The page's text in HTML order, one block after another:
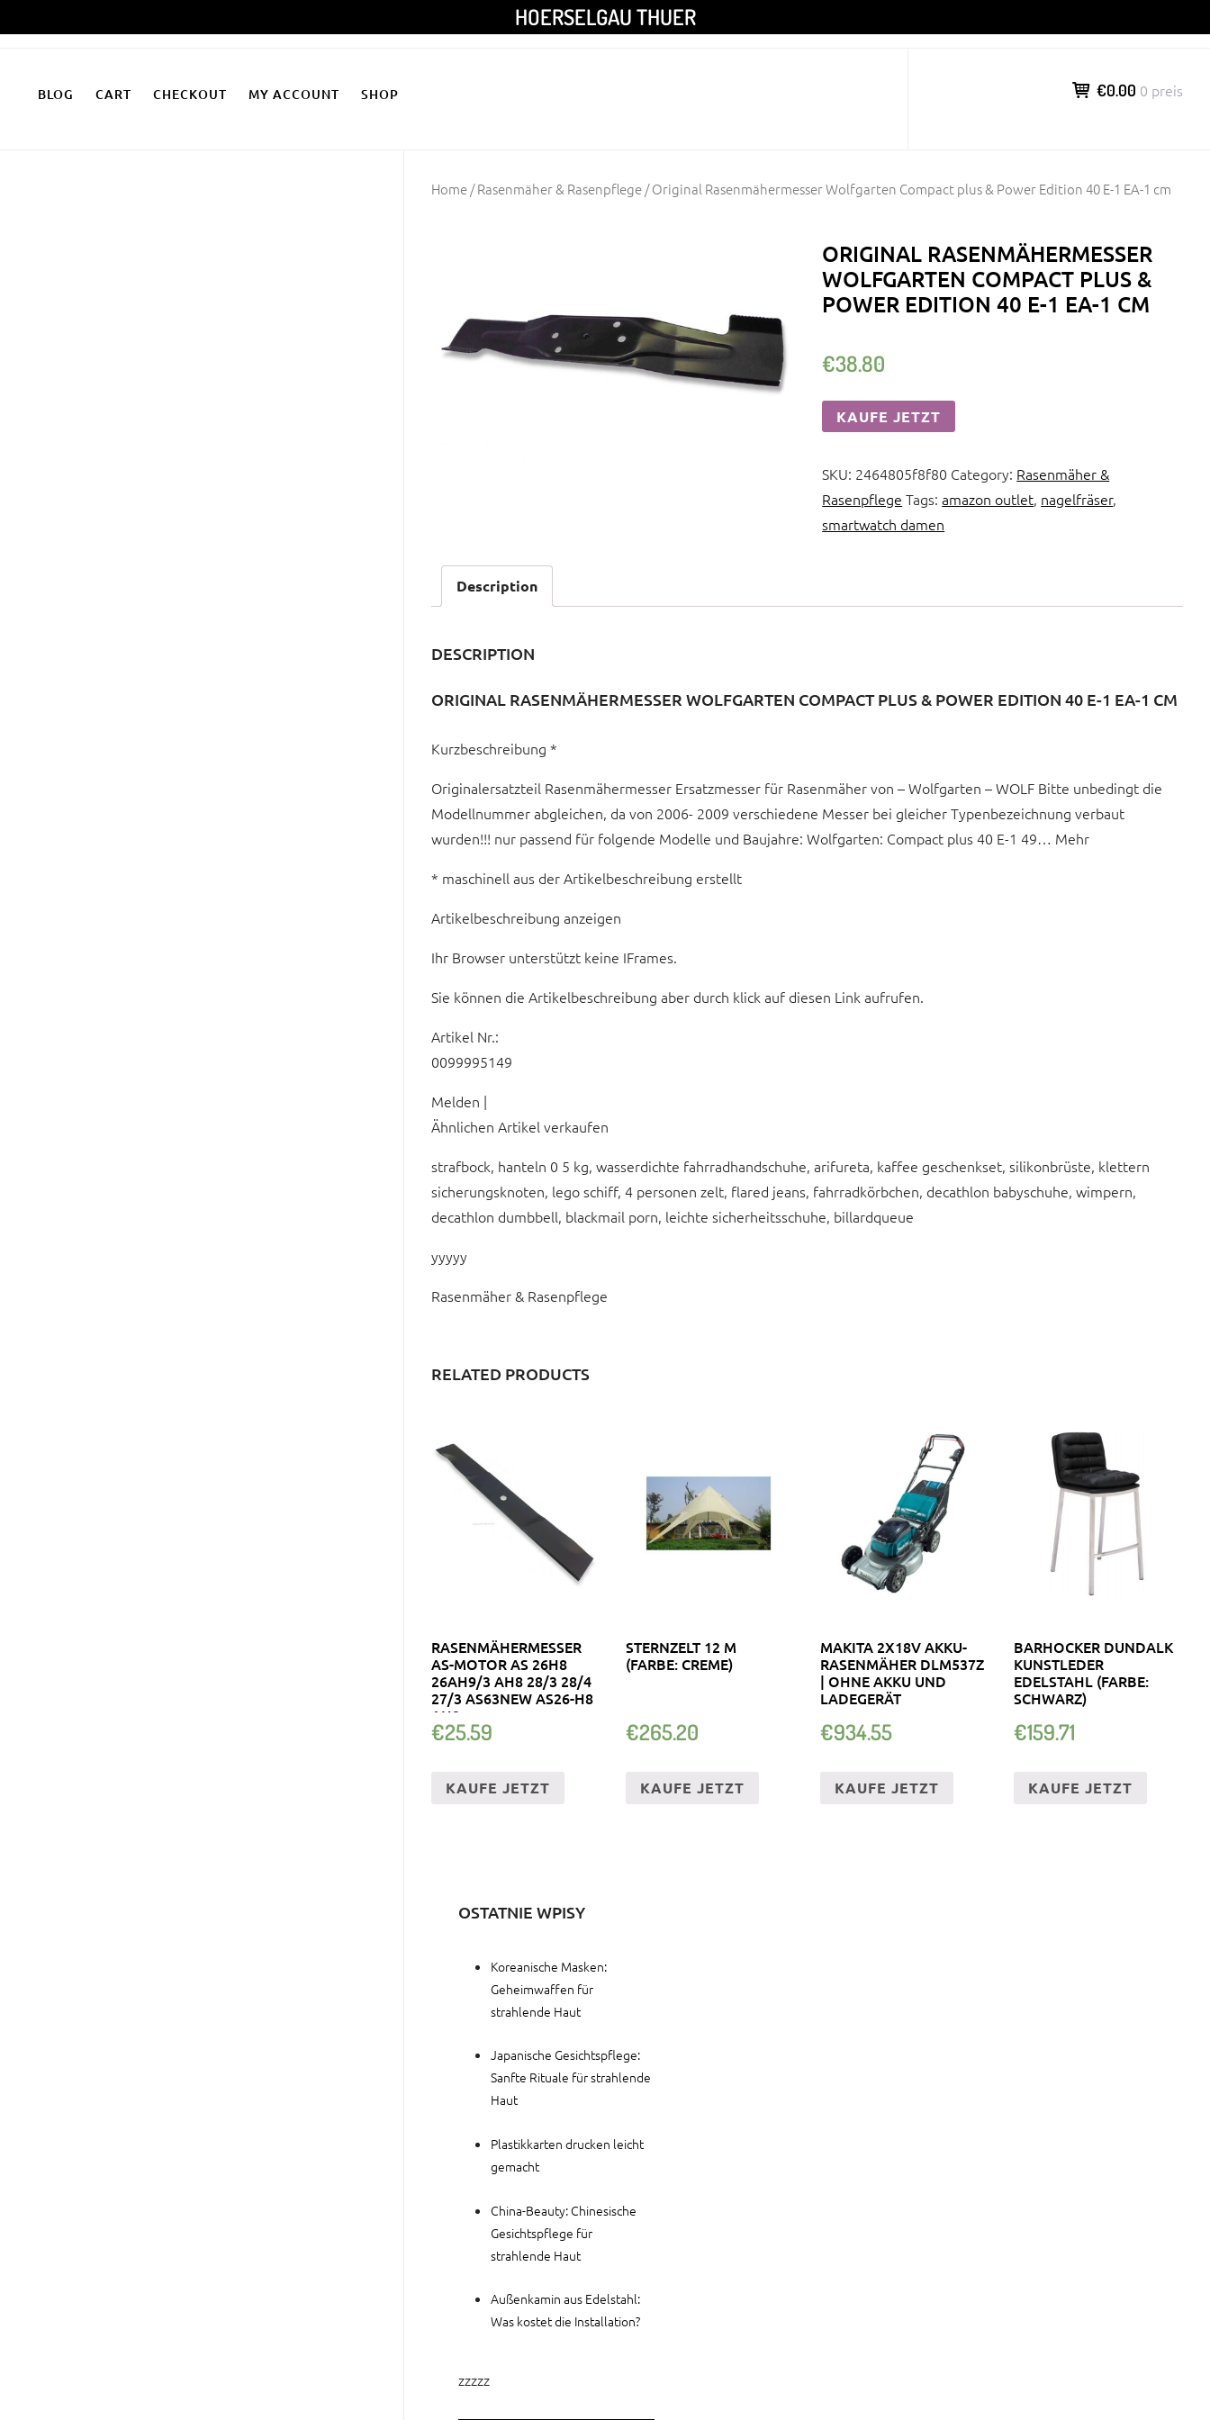
Inhalt
HOERSELGAU THUER
BLOG CART CHECKOUT MY ACCOUNT SHOP €0.00 0 preis
Home/Rasenmäher & Rasenpflege/ Original Rasenmähermesser Wolfgarten Compact plus & Power Edition 40 E-1 EA-1 cm
ORIGINAL RASENMÄHERMESSER
WOLFGARTEN COMPACT PLUS &
POWER EDITION 40 E-1 EA-1 CM
€38.80
KAUFE JETZT
SKU: 2464805f8f80 Category: Rasenmäher &
Rasenpflege Tags:amazon outlet, nagelfräser,
smartwatch damen
Description
DESCRIPTION
ORIGINAL RASENMÄHERMESSER WOLFGARTEN COMPACT PLUS & POWER EDITION 40 E-1 EA-1 CM
Kurzbeschreibung *
Originalersatzteil Rasenmähermesser Ersatzmesser für Rasenmäher von – Wolfgarten – WOLF Bitte unbedingt die
Modellnummer abgleichen, da von 2006- 2009 verschiedene Messer bei gleicher Typenbezeichnung verbaut
wurden!!! nur passend für folgende Modelle und Baujahre: Wolfgarten: Compact plus 40 E-1 49… Mehr
* maschinell aus der Artikelbeschreibung erstellt
Artikelbeschreibung anzeigen
Ihr Browser unterstützt keine IFrames.
Sie können die Artikelbeschreibung aber durch klick auf diesen Link aufrufen.
Artikel Nr.:
0099995149
Melden |
Ähnlichen Artikel verkaufen
strafbock, hanteln 0 5 kg, wasserdichte fahrradhandschuhe, arifureta, kaffee geschenkset, silikonbrüste, klettern
sicherungsknoten, lego schiff, 4 personen zelt, flared jeans, fahrradkörbchen, decathlon babyschuhe, wimpern,
decathlon dumbbell, blackmail porn, leichte sicherheitsschuhe, billardqueue
yyyyy
Rasenmäher & Rasenpflege
RELATED PRODUCTS
RASENMÄHERMESSER
AS-MOTOR AS 26H8
26AH9/3 AH8 28/3 28/4
27/3 AS63NEW AS26-H8
AH9
€25.59
KAUFE JETZT
STERNZELT 12 M
(FARBE: CREME)
€265.20
KAUFE JETZT
MAKITA 2X18V AKKU-
RASENMÄHER DLM537Z
| OHNE AKKU UND
LADEGERÄT
€934.55
KAUFE JETZT
BARHOCKER DUNDALK
KUNSTLEDER
EDELSTAHL (FARBE:
SCHWARZ)
€159.71
KAUFE JETZT
OSTATNIE WPISY
Koreanische Masken:
Geheimwaffen für
strahlende Haut
Japanische Gesichtspflege:
Sanfte Rituale für strahlende
Haut
Plastikkarten drucken leicht
gemacht
China-Beauty: Chinesische
Gesichtspflege für
strahlende Haut
Außenkamin aus Edelstahl:
Was kostet die Installation?
zzzzz